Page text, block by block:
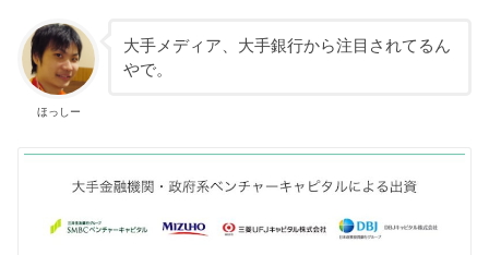
ほっしー
大手メディア、大手銀行から注目されてるん
やで。